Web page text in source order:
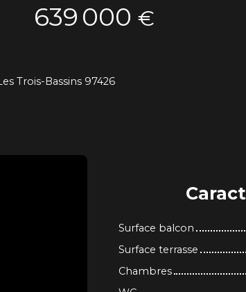
639 000 €
Trois-Bassins 97426
Surface balcon
Surface terrasse
Chambres